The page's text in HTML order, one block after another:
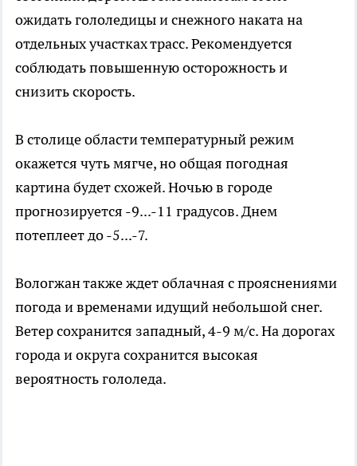
ожидать гололедицы и снежного наката на
отдельных участках трасс. Рекомендуется
соблюдать повышенную осторожность и
снизить скорость.
В столице области температурный режим
окажется чуть мягче, но общая погодная
картина будет схожей. Ночью в городе
прогнозируется -9...-11 градусов. Днем
потеплеет до -5...-7.
Вологжан также ждет облачная с прояснениями
погода и временами идущий небольшой снег.
Ветер сохранится западный, 4-9 м/с. На дорогах
города и округа сохранится высокая
вероятность гололеда.